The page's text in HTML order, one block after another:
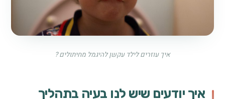
איך עוזרים לילד עקשן להיגמל מחיתולים ?
איך יודעים שיש לנו בעיה בתהליך